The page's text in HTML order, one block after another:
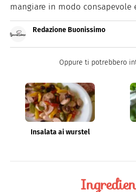
mangiare in modo consapevole
Redazione Buonissimo
quale trovi idee veloci, facili e
Oppure ti potrebbero
Insalata ai wurstel